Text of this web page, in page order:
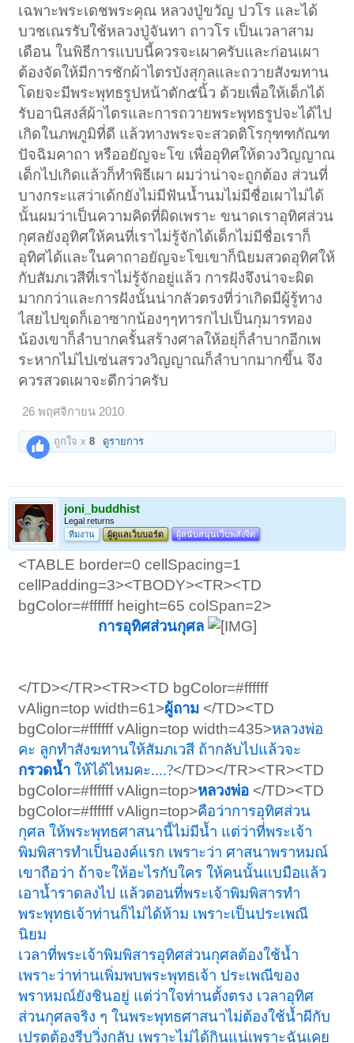
เฉพาะพระเดชพระคุณ หลวงปู่ขวัญ ปวโร และได้
บวชเณรรับใช้หลวงปู่จันทา ถาวโร เป็นเวลาสาม
เดือน ในพิธีการแบบนี้ควรจะเผาครับและก่อนเผา
ต้องจัดให้มีการชักผ้าไตรบังสุกุลและถวายสังฆทาน
โดยจะมีพระพุทธรูปหน้าตัก๕นิ้ว ด้วยเพื่อให้เด็กได้
รับอานิสงส์ผ้าไตรและการถวายพระพุทธรูปจะได้ไป
เกิดในภพภูมิที่ดี แล้วทางพระจะสวดติโรกุฑฑกัณฑ
ปัจฉิมคาถา หรืออยัญจะโข เพื่ออุทิศให้ดวงวิญญาณ
เด็กไปเกิดแล้วก็ทำพิธีเผา ผมว่าน่าจะถูกต้อง ส่วนที่
บางกระแสว่าเด้กยังไม่มีฟันน้ำนมไม่มีชื่อเผาไม่ได้
นั้นผมว่าเป็นความคิดที่ผิดเพราะ ขนาดเราอุทิศส่วน
กุศลยังอุทิศให้คนที่เราไม่รู้จักได้เด็กไม่มีชื่อเราก็
อุทิศได้และในคาถาอยัญจะโขเขาก็นิยมสวดอุทิศให้
กับสัมภเวสีที่เราไม่รู้จักอยู่แล้ว การฝังจึงน่าจะผิด
มากกว่าและการฝังนั้นน่ากลัวตรงที่ว่าเกิดมีผู้รู้ทาง
ไสยไปขุดก็เอาซากน้องๆๆทารกไปเป็นกุมารทอง
น้องเขาก็ลำบากครั้นสร้างศาลให้อยุ่ก็ลำบากอีกเพ
ระหากไม่ไปเซ่นสรวงวิญญาณก็ลำบากมากขึ้น จึง
ควรสวดเผาจะดีกว่าครับ
26 พฤศจิกายน 2010
ถูกใจ x8 ดูรายการ
joni_buddhist
Legal returns
ทีมงาน
ผู้ดูแลเว็บบอร์ด ผู้สนับสนุนเว็บพลังจิต
<TABLE border=0 cellSpacing=1
cellPadding=3><TBODY><TR><TD
bgColor=#ffffff height=65 colSpan=2>
การอุทิศส่วนกุศล
</TD></TR><TR><TD bgColor=#ffffff
vAlign=top width=61>ผู้ถาม </TD><TD
bgColor=#ffffff vAlign=top width=435>หลวงพ่อ
คะ ลูกทำสังฆทานให้สัมภเวสี ถ้ากลับไปแล้วจะ
กรวดน้ำ ให้ได้ไหมคะ....?</TD></TR><TR><TD
bgColor=#ffffff vAlign=top>หลวงพ่อ </TD><TD
bgColor=#ffffff vAlign=top>คือว่าการอุทิศส่วน
กุศล ให้พระพุทธศาสนานี้ไม่มีน้ำ แต่ว่าที่พระเจ้า
พิมพิสารทำเป็นองค์แรก เพราะว่า ศาสนาพราหมณ์
เขาถือว่า ถ้าจะให้อะไรกับใคร ให้คนนั้นแบมือแล้ว
เอาน้ำราดลงไป แล้วตอนที่พระเจ้าพิมพิสารทำ
พระพุทธเจ้าท่านก็ไม่ได้ห้าม เพราะเป็นประเพณี
นิยม
เวลาที่พระเจ้าพิมพิสารอุทิศส่วนกุศลต้องใช้น้ำ
เพราะว่าท่านเพิ่มพบพระพุทธเจ้า ประเพณีของ
พราหมณ์ยังชินอยู่ แต่ว่าใจท่านตั้งตรง เวลาอุทิศ
ส่วนกุศลจริง ๆ ในพระพุทธศาสนาไม่ต้องใช้น้ำผีกับ
เปรตต้องรีบวิ่งกลับ เพราะไม่ได้กินแน่เพราะฉันเคย